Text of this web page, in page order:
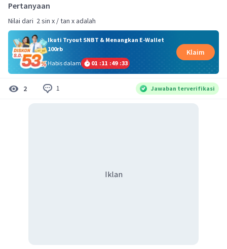
Pertanyaan
Nilai dari ​ 2 sin x / tan x adalah
Ikuti Tryout SNBT & Menangkan E-Wallet
100rb
Habis dalam
01 :11 :49 :32
Klaim
2 1 Jawaban terverifikasi
Iklan